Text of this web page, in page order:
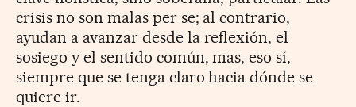
crisis no son malas per se; al contrario,
ayudan a avanzar desde la reflexión, el
sosiego y el sentido común, mas, eso sí,
siempre que se tenga claro hacia dónde se
quiere ir.